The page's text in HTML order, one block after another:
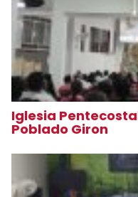
Iglesia
Poblado Giron